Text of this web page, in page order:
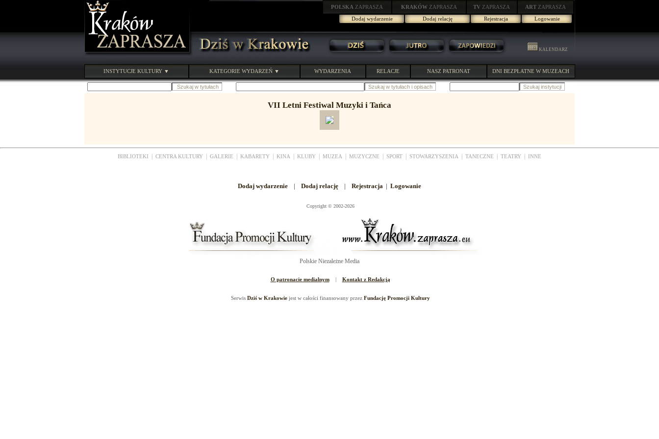
POLSKA ZAPRASZA KRAKÓW ZAPRASZA TV ZAPRASZA ART ZAPRASZA
Dodaj wydarzenie
Dodaj relację Rejestracja Logowanie
KALENDARZ
INSTYTUCJE KULTURY ▼ KATEGORIE WYDARZEŃ ▼ WYDARZENIA RELACJE NASZ PATRONAT DNI BEZPŁATNE W MUZEACH
VII Letni Festiwal Muzyki i Tańca
BIBLIOTEKI CENTRA KULTURY GALERIE KABARETY KINA KLUBY MUZEA MUZYCZNE SPORT STOWARZYSZENIA TANECZNE TEATRY INNE
Dodaj wydarzenie | Dodaj relację | Rejestracja | Logowanie
Copyright © 2002-2026
Polskie Niezależne Media
O patronacie medialnym| Kontakt z Redakcją
Serwis Dziś w Krakowiejest w całości finansowany przez Fundację Promocji Kultury